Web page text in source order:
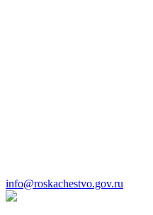
info@roskachestvo.gov.ru